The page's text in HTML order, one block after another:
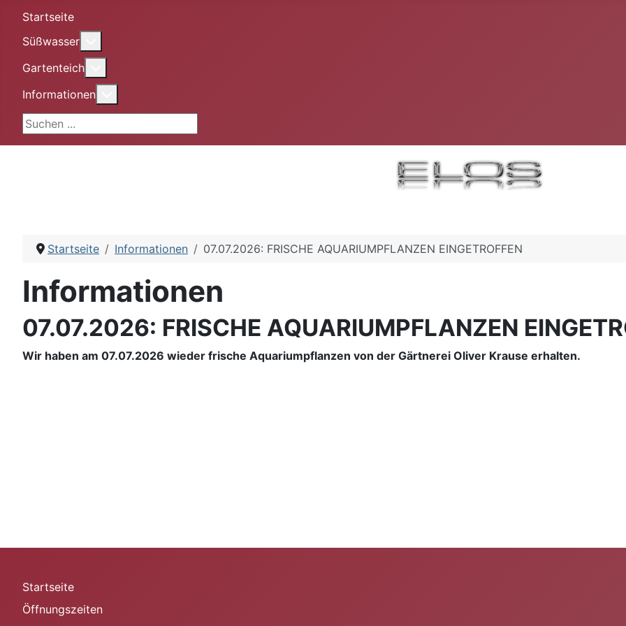
Startseite
Süßwasser
Gartenteich
Informationen
Suchen ...
Startseite Informationen 07.07.2026: FRISCHE AQUARIUMPFLANZEN EINGETROFFEN
Informationen
07.07.2026: FRISCHE AQUARIUMPFLANZEN
Wir haben am 07.07.2026 wieder frische Aquariumpflanzen von der Gärtnerei Oliver Krause erhalten.
Startseite
Öffnungszeiten